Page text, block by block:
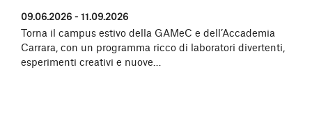
09.06.2026 - 11.09.2026
Torna il campus estivo della GAMeC e dell’Accademia
Carrara, con un programma ricco di laboratori divertenti,
esperimenti creativi e nuove…